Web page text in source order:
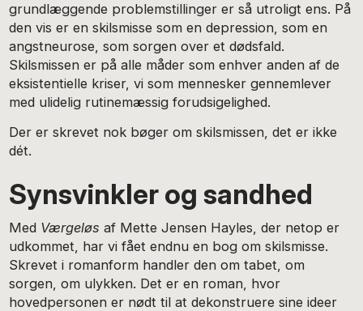
grundlæggende problemstillinger er så utroligt ens. På
den vis er en skilsmisse som en depression, som en
angstneurose, som sorgen over et dødsfald.
Skilsmissen er på alle måder som enhver anden af de
eksistentielle kriser, vi som mennesker gennemlever
med ulidelig rutinemæssig forudsigelighed.
Der er skrevet nok bøger om skilsmissen, det er ikke
dét.
Synsvinkler og sandhed
Med Værgeløs af Mette Jensen Hayles, der netop er
udkommet, har vi fået endnu en bog om skilsmisse.
Skrevet i romanform handler den om tabet, om
sorgen, om ulykken. Det er en roman, hvor
hovedpersonen er nødt til at dekonstruere sine ideer